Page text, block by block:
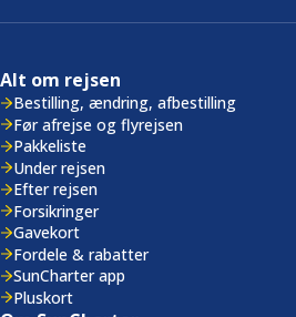
Alt om rejsen
Bestilling, ændring, afbestilling
Før afrejse og flyrejsen
Pakkeliste
Under rejsen
Efter rejsen
Forsikringer
Gavekort
Fordele & rabatter
SunCharter app
Pluskort